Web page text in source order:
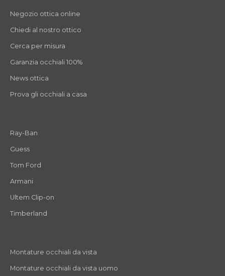
Negozio ottica online
Chiedi al nostro ottico
Cerca per misura
Garanzia occhiali 100%
News ottica
Prova gli occhiali a casa
Ray-Ban
Guess
Tom Ford
Armani
Ultem Clip-on
Timberland
Montature occhiali da vista
Montature occhiali da vista uomo